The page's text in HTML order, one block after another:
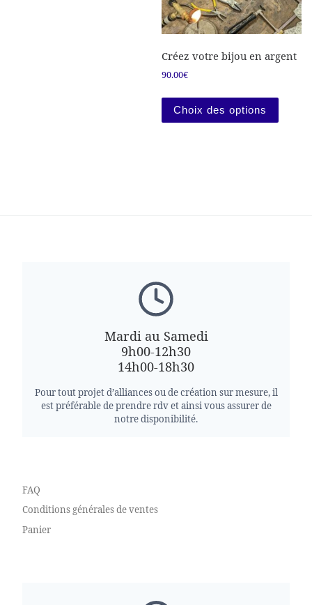
Créez votre bijou en argent
90.00€
Choix des options
Ce
Mardi au Samedi
9h00-12h30
14h00-18h30
Pour tout projet d’alliances ou de création sur mesure, il
est préférable de prendre rdv et ainsi vous assurer de
notre disponibilité.
FAQ
Conditions générales de ventes
Panier